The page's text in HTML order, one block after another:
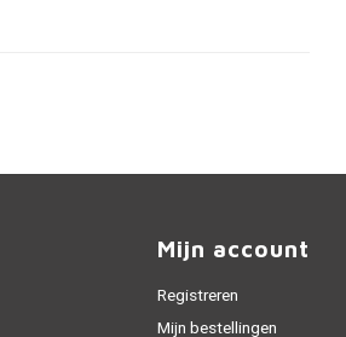
Mijn account
Registreren
Mijn bestellingen